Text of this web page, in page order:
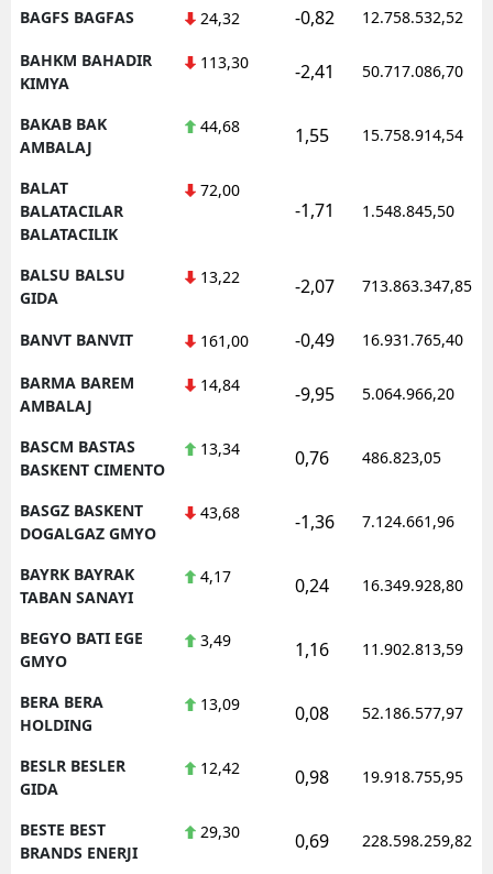
BAGFS BAGFAS 24,32 -0,82 12.758.532,52
BAHKM BAHADIR
KIMYA
113,30 -2,41 50.717.086,70
BAKAB BAK
AMBALAJ
44,68 1,55 15.758.914,54
BALAT
BALATACILAR
BALATACILIK
72,00
-1,71 1.548.845,50
BALSU BALSU
GIDA
13,22 -2,07 713.863.347,85
BANVT BANVIT 161,00 -0,49 16.931.765,40
BARMA BAREM
AMBALAJ
14,84 -9,95 5.064.966,20
BASCM BASTAS
BASKENT CIMENTO
13,34 0,76 486.823,05
BASGZ BASKENT
DOGALGAZ GMYO
43,68 -1,36 7.124.661,96
BAYRK BAYRAK
TABAN SANAYI
4,17 0,24 16.349.928,80
BEGYO BATI EGE
GMYO
3,49 1,16 11.902.813,59
BERA BERA
HOLDING
13,09 0,08 52.186.577,97
BESLR BESLER
GIDA
12,42 0,98 19.918.755,95
BESTE BEST
BRANDS ENERJI
29,30 0,69 228.598.259,82